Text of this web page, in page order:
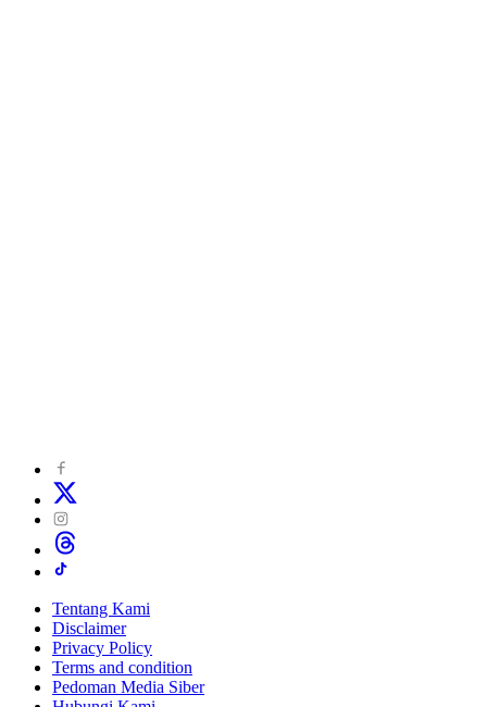
Tentang Kami
Disclaimer
Privacy Policy
Terms and condition
Pedoman Media Siber